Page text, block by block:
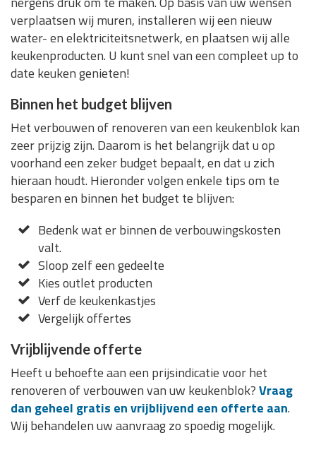
verplaatsen wij muren, installeren wij een nieuw
water- en elektriciteitsnetwerk, en plaatsen wij alle
keukenproducten. U kunt snel van een compleet up to
date keuken genieten!
Binnen het budget blijven
Het verbouwen of renoveren van een keukenblok kan
zeer prijzig zijn. Daarom is het belangrijk dat u op
voorhand een zeker budget bepaalt, en dat u zich
hieraan houdt. Hieronder volgen enkele tips om te
besparen en binnen het budget te blijven:
Bedenk wat er binnen de verbouwingskosten
valt.
Sloop zelf een gedeelte
Kies outlet producten
Verf de keukenkastjes
Vergelijk offertes
Vrijblijvende offerte
Heeft u behoefte aan een prijsindicatie voor het
renoveren of verbouwen van uw keukenblok?Vraag
dan geheel gratis en vrijblijvend een offerte aan.
Wij behandelen uw aanvraag zo spoedig mogelijk.